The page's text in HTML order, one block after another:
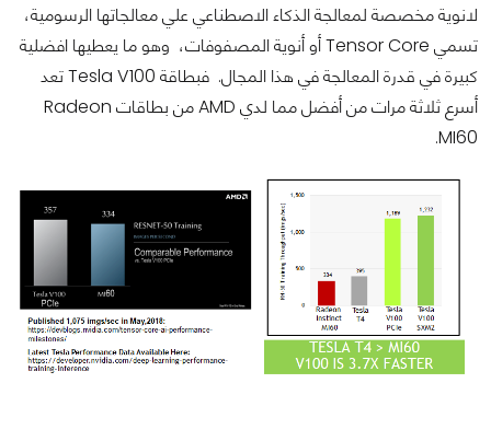
لانوية مخصصة لمعالجة الذكاء الاصطناعي علي معالجاتها الرسومية،
تسمي Tensor Core أو أنوية المصفوفات، وهو ما يعطيها افضلية
كبيرة في قدرة المعالجة في هذا المجال. فبطاقة Tesla V100 تعد
أسرع ثلاثة مرات من أفضل مما لدي AMD من بطاقات Radeon
MI60.